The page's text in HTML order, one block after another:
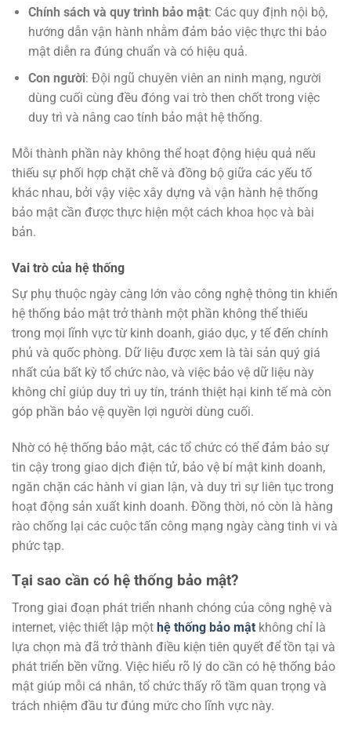
Chính sách và quy trình bảo mật: Các quy định nội bộ,
hướng dẫn vận hành nhằm đảm bảo việc thực thi bảo
mật diễn ra đúng chuẩn và có hiệu quả.
Con người: Đội ngũ chuyên viên an ninh mạng, người
dùng cuối cùng đều đóng vai trò then chốt trong việc
duy trì và nâng cao tính bảo mật hệ thống.
Mỗi thành phần này không thể hoạt động hiệu quả nếu
thiếu sự phối hợp chặt chẽ và đồng bộ giữa các yếu tố
khác nhau, bởi vậy việc xây dựng và vận hành hệ thống
bảo mật cần được thực hiện một cách khoa học và bài
bản.
Vai trò của hệ thống
Sự phụ thuộc ngày càng lớn vào công nghệ thông tin khiến
hệ thống bảo mật trở thành một phần không thể thiếu
trong mọi lĩnh vực từ kinh doanh, giáo dục, y tế đến chính
phủ và quốc phòng. Dữ liệu được xem là tài sản quý giá
nhất của bất kỳ tổ chức nào, và việc bảo vệ dữ liệu này
không chỉ giúp duy trì uy tín, tránh thiệt hại kinh tế mà còn
góp phần bảo vệ quyền lợi người dùng cuối.
Nhờ có hệ thống bảo mật, các tổ chức có thể đảm bảo sự
tin cậy trong giao dịch điện tử, bảo vệ bí mật kinh doanh,
ngăn chặn các hành vi gian lận, và duy trì sự liên tục trong
hoạt động sản xuất kinh doanh. Đồng thời, nó còn là hàng
rào chống lại các cuộc tấn công mạng ngày càng tinh vi và
phức tạp.
Tại sao cần có hệ thống bảo mật?
Trong giai đoạn phát triển nhanh chóng của công nghệ và
internet, việc thiết lập một hệ thống bảo mật không chỉ là
lựa chọn mà đã trở thành điều kiện tiên quyết để tồn tại và
phát triển bền vững. Việc hiểu rõ lý do cần có hệ thống bảo
mật giúp mỗi cá nhân, tổ chức thấy rõ tầm quan trọng và
trách nhiệm đầu tư đúng mức cho lĩnh vực này.